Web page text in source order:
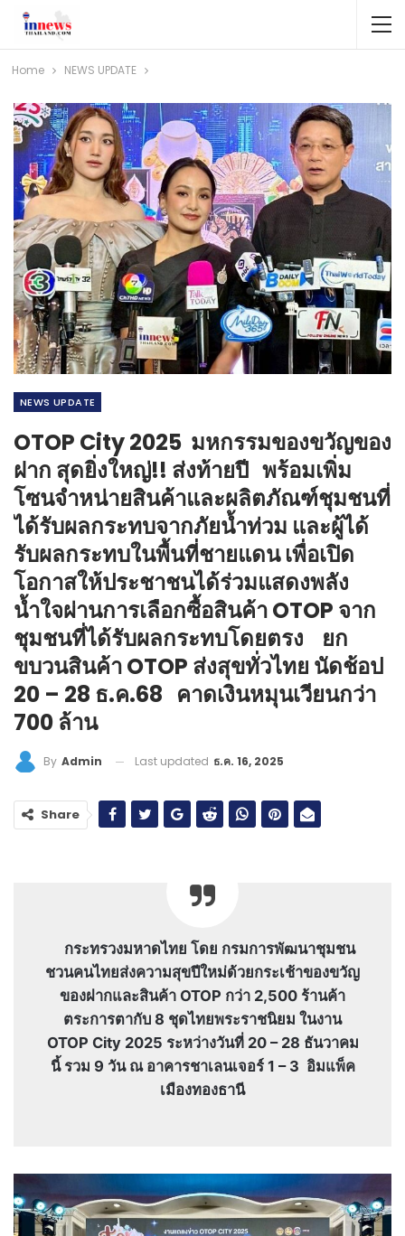
Home NEWS​ UPDATE
NEWS​ UPDATE
OTOP City 2025 มหกรรมของขวัญของ
ฝาก สุดยิ่งใหญ่!! ส่งท้ายปี พร้อมเพิ่ม
โซนจำหน่ายสินค้าและผลิตภัณฑ์ชุมชนที่
ได้รับผลกระทบจากภัยน้ำท่วม และผู้ได้
รับผลกระทบในพื้นที่ชายแดน เพื่อเปิด
โอกาสให้ประชาชนได้ร่วมแสดงพลัง
น้ำใจผ่านการเลือกซื้อสินค้า OTOP จาก
ชุมชนที่ได้รับผลกระทบโดยตรง ยก
ขบวนสินค้า OTOP ส่งสุขทั่วไทย นัดช้อป
20 – 28 ธ.ค.68 คาดเงินหมุนเวียนกว่า
700 ล้าน
By Admin Last updated ธ.ค. 16, 2025
Share
กระทรวงมหาดไทย โดย กรมการพัฒนาชุมชน
ชวนคนไทยส่งความสุขปีใหม่ด้วยกระเช้าของขวัญ
ของฝากและสินค้า OTOP กว่า 2,500 ร้านค้า
ตระการตากับ 8 ชุดไทยพระราชนิยม ในงาน
OTOP City 2025 ระหว่างวันที่ 20 – 28 ธันวาคม
นี้ รวม 9 วัน ณ อาคารชาเลนเจอร์ 1 – 3 อิมแพ็ค
เมืองทองธานี